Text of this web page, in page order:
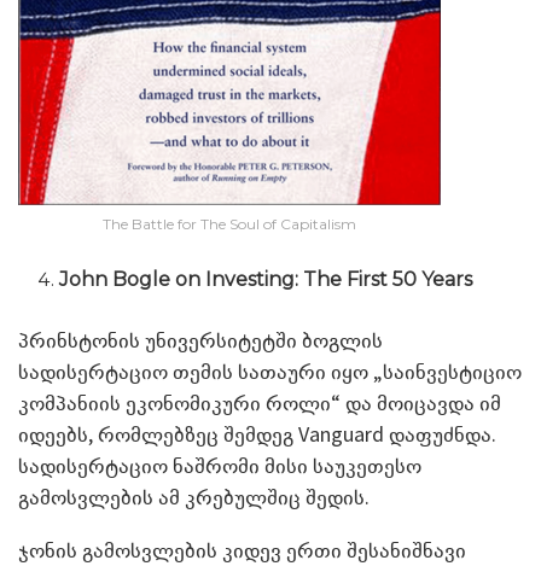
The Battle for The Soul of Capitalism
John Bogle on Investing: The First 50 Years
პრინსტონის უნივერსიტეტში ბოგლის
სადისერტაციო თემის სათაური იყო „საინვესტიციო
კომპანიის ეკონომიკური როლი“ და მოიცავდა იმ
იდეებს, რომლებზეც შემდეგ Vanguard დაფუძნდა.
სადისერტაციო ნაშრომი მისი საუკეთესო
გამოსვლების ამ კრებულშიც შედის.
ჯონის გამოსვლების კიდევ ერთი შესანიშნავი